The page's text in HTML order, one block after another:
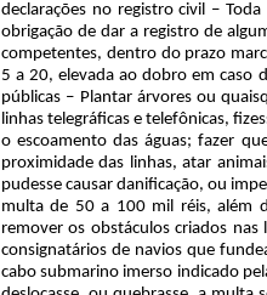
declarações no registro civil –
obrigação de dar a registro de
competentes, dentro do prazo
5 a 20, elevada ao dobro em caso
públicas – Plantar árvores ou
linhas telegráficas e telefônicas,
o escoamento das águas; fazer
proximidade das linhas, atar
pudesse causar danificação, ou
multa de 50 a 100 mil réis, além
remover os obstáculos criados
consignatários de navios que
cabo submarino imerso indicado